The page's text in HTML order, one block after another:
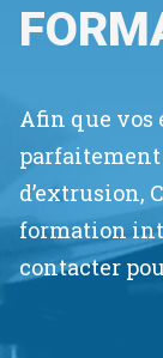
Afin que
d’extrusion,
formation
contacter